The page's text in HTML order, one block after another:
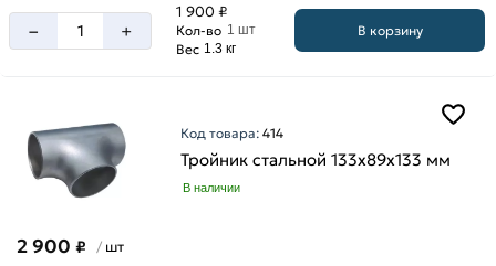
– +
1 900 ₽
Кол-во 1 шт
Вес 1.3 кг
В корзину
Код товара:414
Тройник стальной 133х89х133 мм
В наличии
2 900 ₽ / шт